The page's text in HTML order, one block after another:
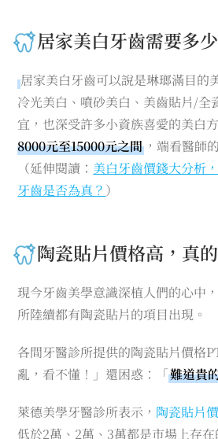
居家美白牙齒需要多
居家美白牙齒可以說是琳瑯滿目的
冷光美白、噴砂美白、美齒貼片/全
宜，也深受許多小資族喜愛的美白
8000元至15000元之間 ，端看醫師
（延伸閱讀： 美白牙齒價錢大分析
牙齒是否為真？ ）
陶瓷貼片價格高，真
現今牙齒美學意識深植人們的心中
所陸續都有陶瓷貼片的項目出現。
各間牙醫診所提供的陶瓷貼片價格
亂，看不懂！」還困惑：「難道貴
萊德美學牙醫診所表示， 陶瓷貼片
低於2萬、2萬、3萬都是市場上存